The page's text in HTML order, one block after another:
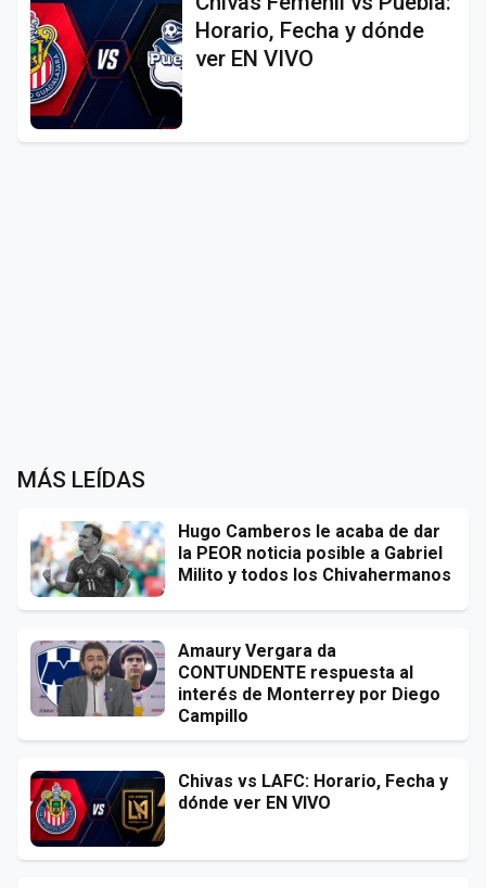
Horario, Fecha y dónde
ver EN VIVO
MÁS LEÍDAS
Hugo Camberos le acaba de dar
la PEOR noticia posible a Gabriel
Milito y todos los Chivahermanos
Amaury Vergara da
CONTUNDENTE respuesta al
interés de Monterrey por Diego
Campillo
Chivas vs LAFC: Horario, Fecha y
dónde ver EN VIVO